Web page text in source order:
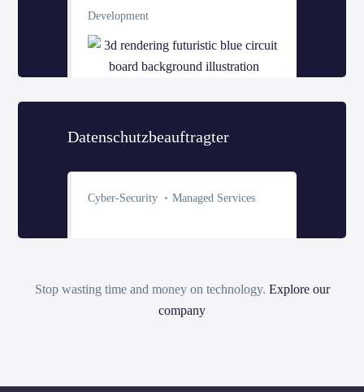
Development
Cyber-Security Managed Services
Datenschutzbeauftragter
Stop wasting time and money on technology. Explore our
company